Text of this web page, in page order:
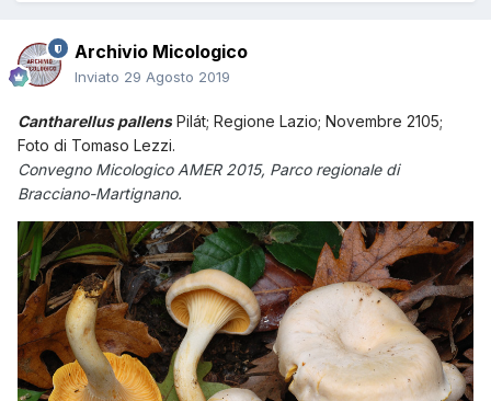
Archivio Micologico
Inviato 29 Agosto 2019
Cantharellus pallens Pilát; Regione Lazio; Novembre 2105;
Foto di Tomaso Lezzi.
Convegno Micologico AMER 2015, Parco regionale di
Bracciano-Martignano.